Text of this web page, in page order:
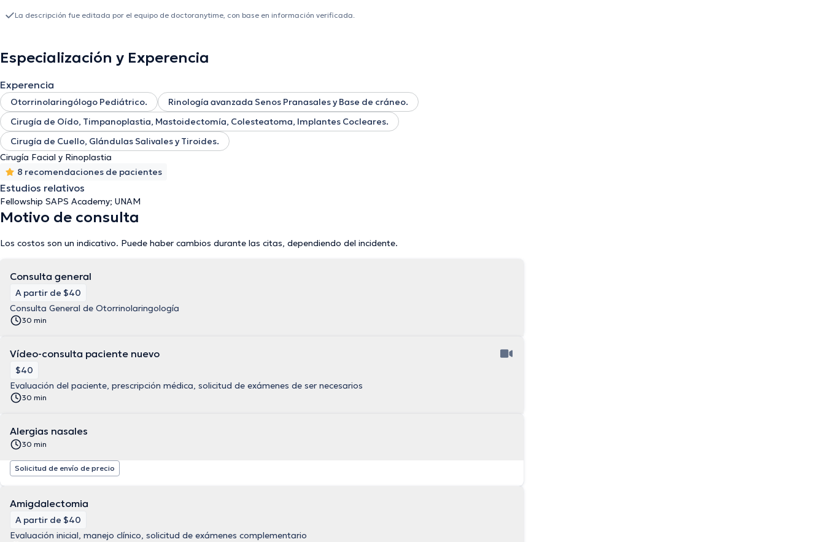
La descripción fue editada por el equipo de doctoranytime, con base en información verificada.
Especialización y Experencia
Experencia
Otorrinolaringólogo Pediátrico.
Rinología avanzada Senos Pranasales y Base de cráneo.
Cirugía de Oído, Timpanoplastia, Mastoidectomía, Colesteatoma, Implantes Cocleares.
Cirugía de Cuello, Glándulas Salivales y Tiroides.
Cirugía Facial y Rinoplastia
8 recomendaciones de pacientes
Estudios relativos
Fellowship SAPS Academy; UNAM
Motivo de consulta
Los costos son un indicativo. Puede haber cambios durante las citas, dependiendo del incidente.
Consulta general
A partir de $40
Consulta General de Otorrinolaringología
30 min
Vídeo-consulta paciente nuevo
$40
Evaluación del paciente, prescripción médica, solicitud de exámenes de ser necesarios
30 min
Alergias nasales
30 min
Solicitud de envío de precio
Amigdalectomia
A partir de $40
Evaluación inicial, manejo clínico, solicitud de exámenes complementario